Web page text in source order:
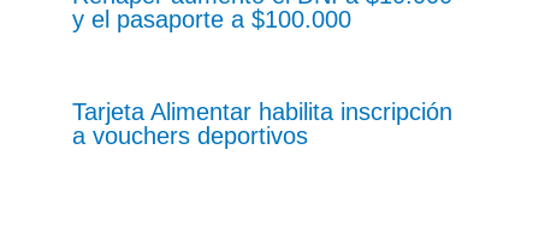
y el pasaporte a $100.000
Tarjeta Alimentar habilita inscripción
a vouchers deportivos